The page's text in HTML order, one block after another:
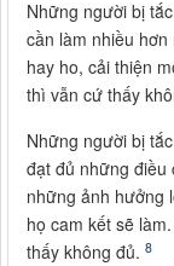
Những người bị
cần làm nhiều
hay ho, cải thiện
thì vẫn cứ thấy
Những người bị
đạt đủ những điều
những ảnh hưởng
họ cam kết sẽ
thấy không đủ. 8